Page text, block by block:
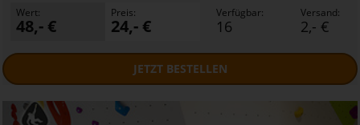
Wert:
48,- €
Preis:
24,- €
Verfügbar:
16
Versand:
2,- €
JETZTBESTELLEN